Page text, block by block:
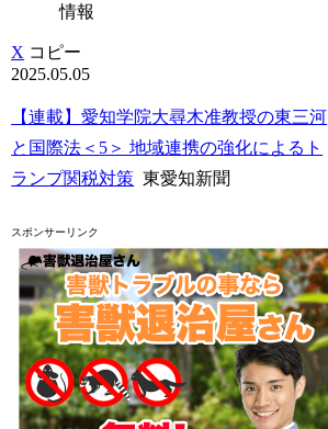
情報
X コピー
2025.05.05
【連載】愛知学院大尋木准教授の東三河
と国際法＜5＞ 地域連携の強化によるト
ランプ関税対策 東愛知新聞
スポンサーリンク